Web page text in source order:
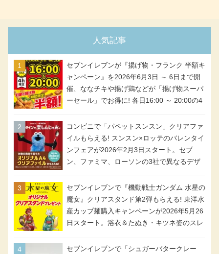
人気記事
セブンイレブンが『揚げ物・フランク 半額キ
ャンペーン』を2026年6月3日 ～ 6日まで開
催、ななチキや揚げ鶏などが「揚げ物スーパ
ーセール」でお得に! 各日16:00 ～ 20:00の4
アメリカンドッグが税抜き69円!
コンビニで「パペットスンスン」クリアファ
イルもらえる! スンスン×ロッテのバレンタイ
ンフェアが2026年2月3日スタート。セブ
ン、ファミマ、ローソンの3社で異なるデザ
セブンイレブンで『機動戦士ガンダム 水星の
魔女』クリアスタンド第2弾もらえる! 東洋水
産カップ麺購入キャンペーンが2026年5月26
日スタート。浴衣＆たぬき・キツネ姿のスレ
号・5号) / シャディクが全6種のクリアスタ
セブンイレブンで「シュガーバタークレー